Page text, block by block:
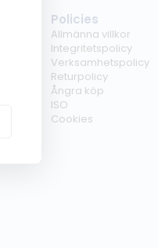
Policies
Allmänna villkor
Integritetspolicy
Verksamhetspolicy
Returpolicy
Ångra köp
ISO
Cookies